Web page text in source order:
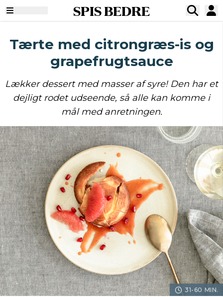
SPIS BEDRE
Tærte med citrongræs-is og
grapefrugtsauce
Lækker dessert med masser af syre! Den har et
dejligt rodet udseende, så alle kan komme i
mål med anretningen.
31-60 MIN.